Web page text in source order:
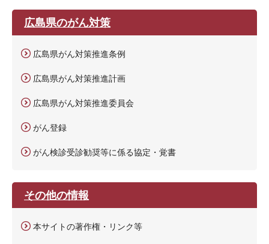
広島県のがん対策
広島県がん対策推進条例
広島県がん対策推進計画
広島県がん対策推進委員会
がん登録
がん検診受診勧奨等に係る協定・覚書
その他の情報
本サイトの著作権・リンク等